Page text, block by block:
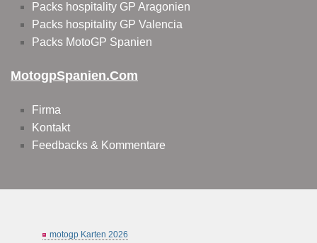
Packs hospitality GP Aragonien
Packs hospitality GP Valencia
Packs MotoGP Spanien
MotogpSpanien.com
Firma
Kontakt
Feedbacks & Kommentare
motogp Karten 2026